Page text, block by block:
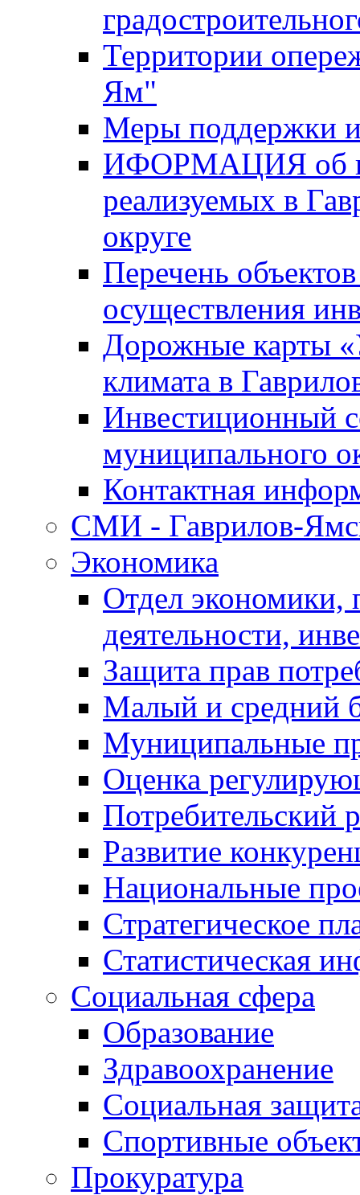
Территории
Ям"
Меры поддержки
ИФОРМАЦИЯ об
реализуемых в
округе
Перечень
осуществления
Дорожные карты
климата в
Инвестиционный
муниципального
Контактная
СМИ - Гаврилов-
Экономика
Отдел экономики,
деятельности,
Защита прав
Малый и средний
Муниципальные
Оценка
Потребительский
Развитие
Национальные
Стратегическое
Статистическая
Социальная сфера
Образование
Здравоохранение
Социальная
Спортивные
Прокуратура